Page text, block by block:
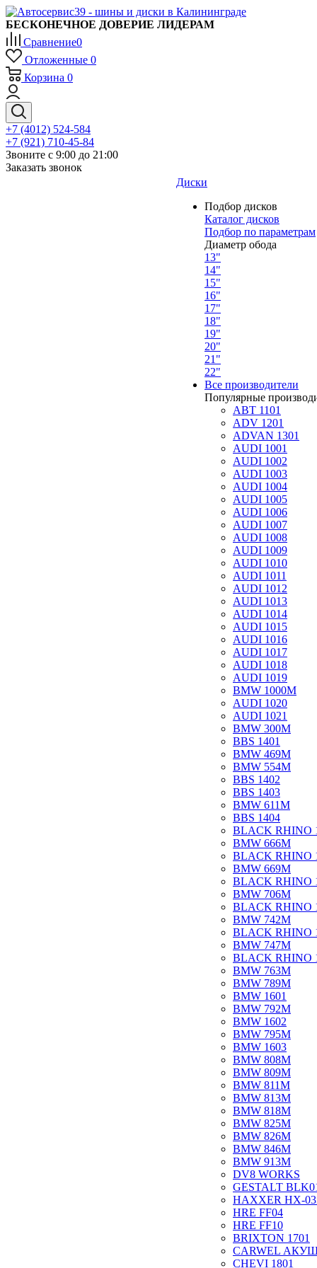
БЕСКОНЕЧНОЕ ДОВЕРИЕ ЛИДЕРАМ
Сравнение0
Отложенные 0
Корзина 0
+7 (4012) 524-584
+7 (921) 710-45-84
Звоните с 9:00 до 21:00
Заказать звонок
Диски
Подбор дисков
Каталог дисков
Подбор по параметрам
Диаметр обода
13"
14"
15"
16"
17"
18"
19"
20"
21"
22"
Все производители
Популярные
ABT 1101
ADV 1201
ADVAN 1301
AUDI 1001
AUDI 1002
AUDI 1003
AUDI 1004
AUDI 1005
AUDI 1006
AUDI 1007
AUDI 1008
AUDI 1009
AUDI 1010
AUDI 1011
AUDI 1012
AUDI 1013
AUDI 1014
AUDI 1015
AUDI 1016
AUDI 1017
AUDI 1018
AUDI 1019
BMW 1000M
AUDI 1020
AUDI 1021
BMW 300M
BBS 1401
BMW 469M
BMW 554M
BBS 1402
BBS 1403
BMW 611M
BBS 1404
BLACK RHINO
BMW 666M
BLACK RHINO
BMW 669M
BLACK RHINO
BMW 706M
BLACK RHINO
BMW 742M
BLACK RHINO
BMW 747M
BLACK RHINO
BMW 763M
BMW 789M
BMW 1601
BMW 792M
BMW 1602
BMW 795M
BMW 1603
BMW 808M
BMW 809M
BMW 811M
BMW 813M
BMW 818M
BMW 825M
BMW 826M
BMW 846M
BMW 913M
DV8 WORKS
GESTALT
HAXXER HX-
HRE FF04
HRE FF10
BRIXTON 1701
CARWEL
CHEVI 1801